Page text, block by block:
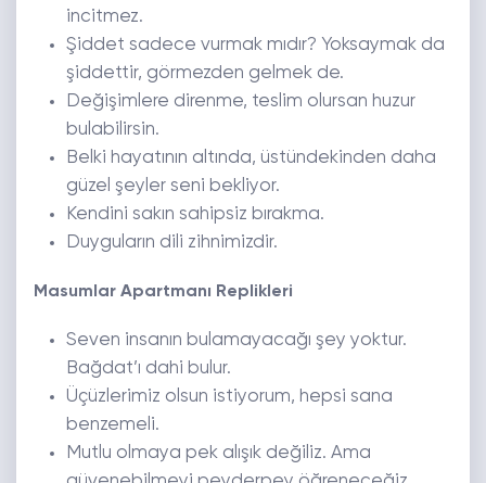
incitmez.
Şiddet sadece vurmak mıdır? Yoksaymak da
şiddettir, görmezden gelmek de.
Değişimlere direnme, teslim olursan huzur
bulabilirsin.
Belki hayatının altında, üstündekinden daha
güzel şeyler seni bekliyor.
Kendini sakın sahipsiz bırakma.
Duyguların dili zihnimizdir.
Masumlar Apartmanı Replikleri
Seven insanın bulamayacağı şey yoktur.
Bağdat’ı dahi bulur.
Üçüzlerimiz olsun istiyorum, hepsi sana
benzemeli.
Mutlu olmaya pek alışık değiliz. Ama